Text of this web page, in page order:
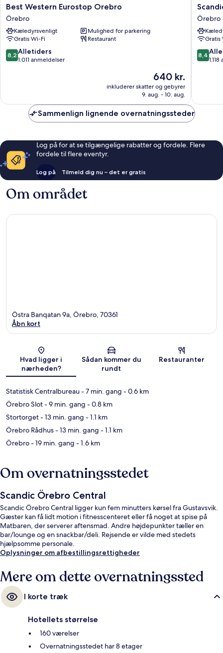
Best
Western
Eurostop
Orebro
Örebro
Best Western Eurostop Orebro
Örebro
Kæledyrsvenligt
Mulighed for parkering
Gratis Wi-Fi
Restaurant
8.2
ud
anmeldelser
8,2 Alletiders
1.011 anmeldelser
Prisen
640 kr.
640 kr.
inkluderer skatter og gebyrer
9. aug. - 10. aug.
Scandic
Grand
Örebro
Örebro
Örebro
Gratis
8.4
ud
8,4
Sammenlign lignende overnatningssteder
Log på for at se tilgængelige rabatter og fordele. Flere
fordele til flere eventyr.
Log på Tilmeld dig nu – det er gratis
Om området
Kort
Östra Banqatan 9a, Örebro, 70361
Åbn kort
Hvad ligger i
nærheden?
Sådan kommer du
rundt
Restauranter
Statistisk Centralbureau- 7 min. gang - 0.6 km
Örebro Slot- 9 min. gang - 0.8 km
Stortorget- 13 min. gang - 1.1 km
Örebro Rådhus- 13 min. gang - 1.1 km
Örebro- 19 min. gang - 1.6 km
Om overnatningsstedet
Scandic Örebro Central
Scandic Örebro Central ligger kun fem minutters kørsel fra Gustavsvik.
Gæster kan få lidt motion i fitnesscenteret eller få noget at spise på
Matbaren, der serverer aftensmad. Andre højdepunkter tæller en
bar/lounge og en snackbar/deli. Rejsende er vilde med stedets
hjælpsomme personale.
Oplysninger om afbestillingsrettigheder
Mere om dette overnatningssted
I korte træk
Hotellets størrelse
160 værelser
Overnatningsstedet har 8 etager